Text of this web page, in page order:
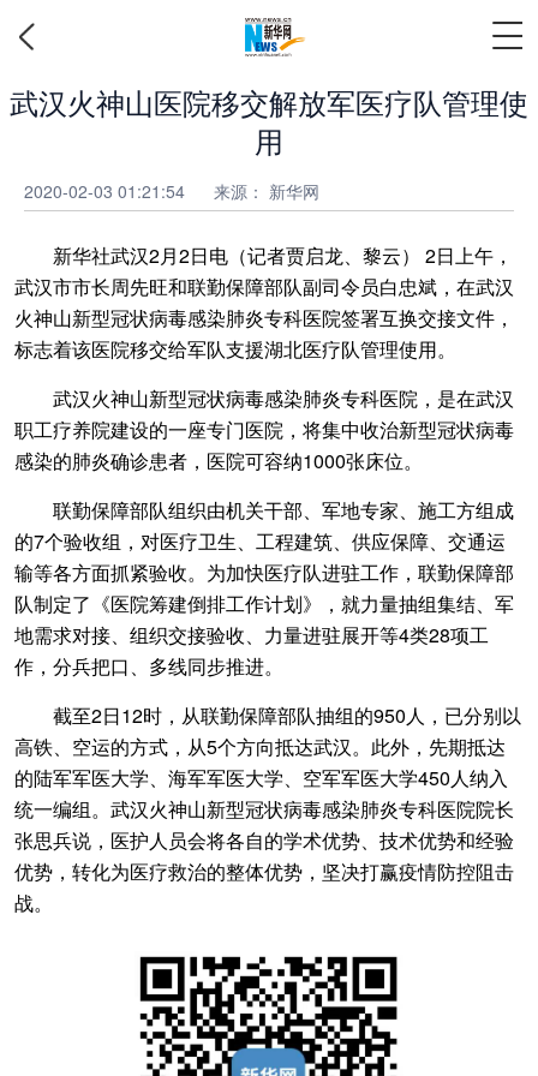
武汉火神山医院移交解放军医疗队管理使
用
2020-02-03 01:21:54 来源： 新华网
新华社武汉2月2日电（记者贾启龙、黎云） 2日上午，
武汉市市长周先旺和联勤保障部队副司令员白忠斌，在武汉
火神山新型冠状病毒感染肺炎专科医院签署互换交接文件，
标志着该医院移交给军队支援湖北医疗队管理使用。
武汉火神山新型冠状病毒感染肺炎专科医院，是在武汉
职工疗养院建设的一座专门医院，将集中收治新型冠状病毒
感染的肺炎确诊患者，医院可容纳1000张床位。
联勤保障部队组织由机关干部、军地专家、施工方组成
的7个验收组，对医疗卫生、工程建筑、供应保障、交通运
输等各方面抓紧验收。为加快医疗队进驻工作，联勤保障部
队制定了《医院筹建倒排工作计划》，就力量抽组集结、军
地需求对接、组织交接验收、力量进驻展开等4类28项工
作，分兵把口、多线同步推进。
截至2日12时，从联勤保障部队抽组的950人，已分别以
高铁、空运的方式，从5个方向抵达武汉。此外，先期抵达
的陆军军医大学、海军军医大学、空军军医大学450人纳入
统一编组。武汉火神山新型冠状病毒感染肺炎专科医院院长
张思兵说，医护人员会将各自的学术优势、技术优势和经验
优势，转化为医疗救治的整体优势，坚决打赢疫情防控阻击
战。